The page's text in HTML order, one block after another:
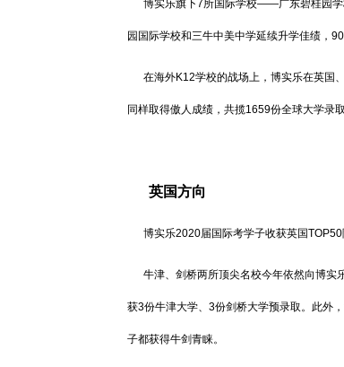
博实乐旗下7所国际学校——广东碧桂园学
园国际学校和三牛中美中学延续升学佳绩，
在海外K12学校的战场上，博实乐在英国、
同样取得傲人成绩，共揽1659份全球大学录
英国方向
博实乐2020届国际考学子收获英国TOP50
牛津、剑桥两所顶尖名校今年依然向博实
获3份牛津大学、3份剑桥大学预录取。此外
子都获得牛剑青睐。